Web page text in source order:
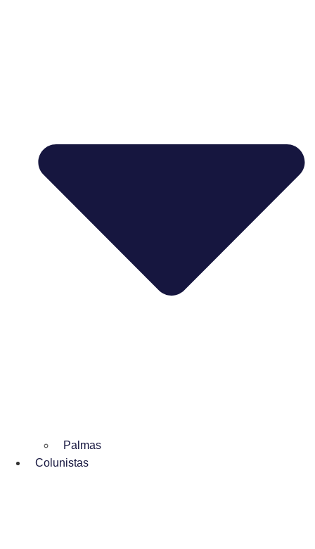
Palmas
Colunistas